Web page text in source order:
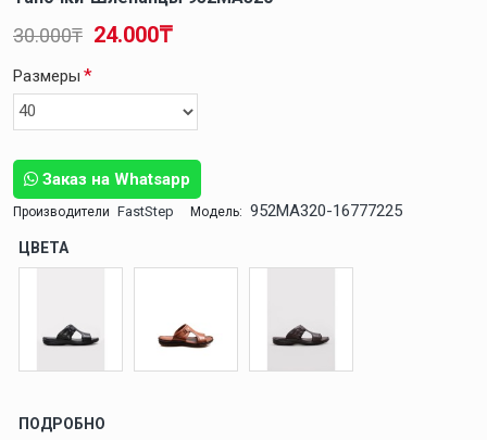
Заказ на Whatsapp
Производители FastStep Модель: 952MA320-16777225
24.000₸
30.000₸
Размеры
ЦВЕТА
ПОДРОБНО